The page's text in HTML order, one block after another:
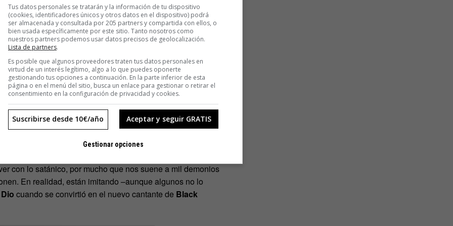
elegidos dio paso al dicho de «te han puesto los
nada nada gracioso.
mitológicas(esa costumbre friki de Zeus y sus secuaces
ejemplo)y religiosas, como no podía ser menos. Estas
demonio con cuernos y rabo. En el
“poner los cuernos”, viene, si se ha de dar crédito á
de Satanás, el par de cuernos que llevaba en la
mata dos pájaros de un tiro: condena el adulterio y explica
en Texas, la manita con cuernos no es un insulto. Es
de la Universidad de Texas en Austin: «Hook ‘em Horn»
un toro.
a los músicos del escenario? Hombre, de todo
con lo satánico, por mucho que nos suene a mil demonios
En realidad, están imitando –aunque algunos no lo
cuando se convirtió en el nuevo cantante de Black
Tus datos personales se tratarán y la información de tu dispositivo
(cookies, identificadores únicos y otros datos en el dispositivo) podrá
ser almacenada y consultada por 205 partners y compartida con ellos, o
bien usada específicamente por este sitio. Tanto nosotros como
nuestros partners podemos usar datos precisos de geolocalización.
Lista de partners.
Es posible que algunos proveedores traten tus datos personales en
virtud de un interés legítimo, algo a lo que puedes oponerte
gestionando tus opciones a continuación. En la parte inferior de esta
página o en el menú del sitio, busca un enlace para gestionar o retirar el
consentimiento en la configuración de privacidad y cookies.
Aceptar y seguir GRATIS
Suscribirse desde 10€/año
Gestionar opciones